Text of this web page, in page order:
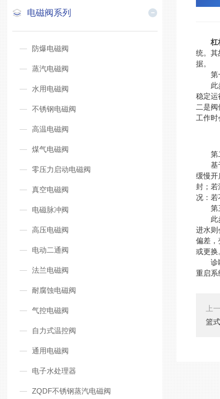
电磁阀系列
防爆电磁阀
蒸汽电磁阀
水用电磁阀
不锈钢电磁阀
高温电磁阀
煤气电磁阀
零压力启动电磁阀
真空电磁阀
电磁脉冲阀
高压电磁阀
电动二通阀
法兰电磁阀
耐腐蚀电磁阀
气控电磁阀
自力式温控阀
通用电磁阀
电子水处理器
ZQDF不锈钢蒸汽电磁阀
杠
统。其
据。
第一
此步
稳定运
二是
工作
第二
基于
缓慢
封；
况：若
第三
此
进水则
偏差，
或更换
诊断
重启系
上
篮